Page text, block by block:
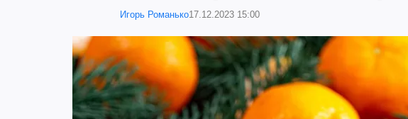
Игорь Романько17.12.2023 15:00